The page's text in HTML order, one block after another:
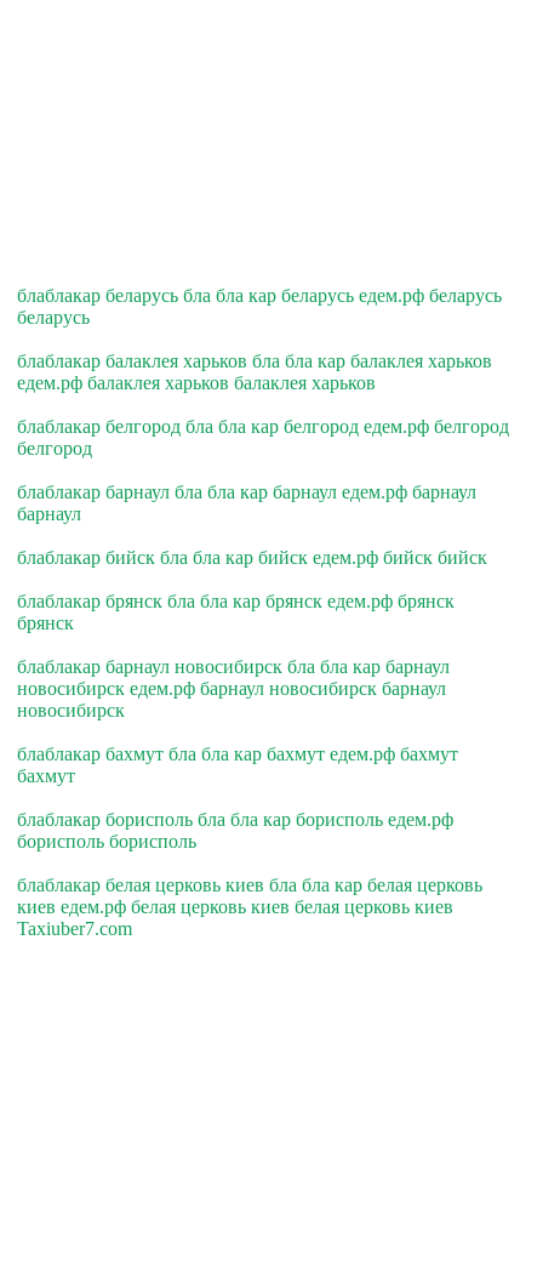
блаблакар беларусь бла бла кар беларусь едем.рф беларусь
беларусь
блаблакар балаклея харьков бла бла кар балаклея харьков
едем.рф балаклея харьков балаклея харьков
блаблакар белгород бла бла кар белгород едем.рф белгород
белгород
блаблакар барнаул бла бла кар барнаул едем.рф барнаул
барнаул
блаблакар бийск бла бла кар бийск едем.рф бийск бийск
блаблакар брянск бла бла кар брянск едем.рф брянск
брянск
блаблакар барнаул новосибирск бла бла кар барнаул
новосибирск едем.рф барнаул новосибирск барнаул
новосибирск
блаблакар бахмут бла бла кар бахмут едем.рф бахмут
бахмут
блаблакар борисполь бла бла кар борисполь едем.рф
борисполь борисполь
блаблакар белая церковь киев бла бла кар белая церковь
киев едем.рф белая церковь киев белая церковь киев
Taxiuber7.com